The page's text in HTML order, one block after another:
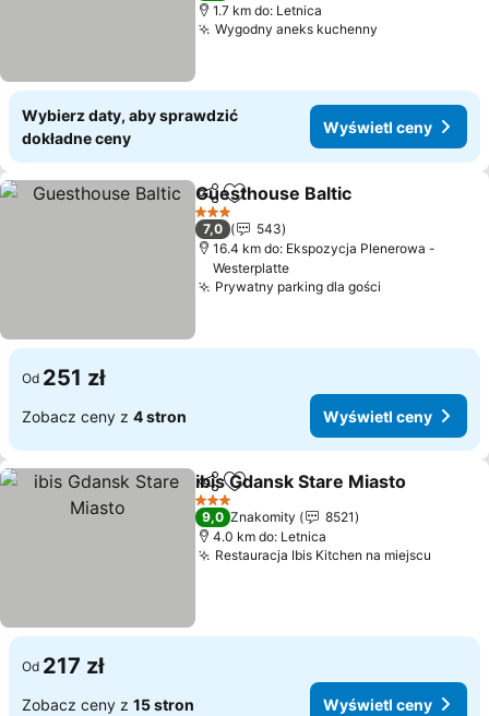
1.7 km do: Letnica
Wygodny aneks kuchenny
Wybierz daty, aby sprawdzić
dokładne ceny
Wyświetl ceny
Udostępnij
Dodaj do ulubionych
Guesthouse Baltic
3 Kategoria
7,0
543
16.4 km do: Ekspozycja Plenerowa -
Westerplatte
Prywatny parking dla gości
Od 251 zł
Zobacz ceny z 4 stron Wyświetl ceny
Udostępnij
Dodaj do ulubionych
ibis Gdansk Stare Miasto
3 Kategoria
9,0 Znakomity
8521
4.0 km do: Letnica
Restauracja Ibis Kitchen na miejscu
Od 217 zł
Zobacz ceny z 15 stron Wyświetl ceny